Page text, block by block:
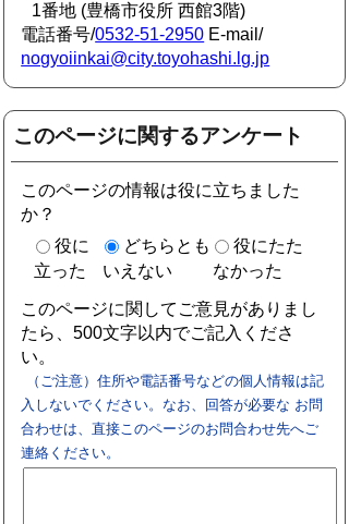
1番地 (豊橋市役所 西館3階)
電話番号/0532-51-2950 E-mail/
nogyoiinkai@city.toyohashi.lg.jp
このページに関するアンケート
このページの情報は役に立ちました
か？
役に
立った
どちらとも
いえない
役にたた
なかった
このページに関してご意見がありまし
たら、500文字以内でご記入くださ
い。
（ご注意）住所や電話番号などの個人情報は記
入しないでください。なお、回答が必要な お問
合わせは、直接このページのお問合わせ先へご
連絡ください。